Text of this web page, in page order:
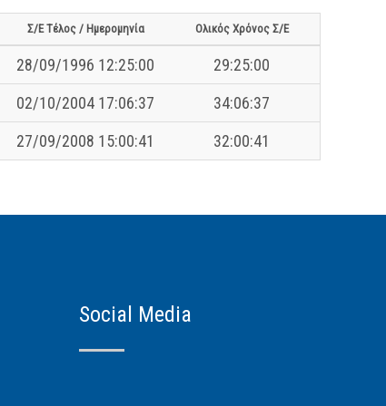
Σ/Ε Τέλος / Ημερομηνία Ολικός Χρόνος Σ/Ε
28/09/1996 12:25:00
29:25:00
02/10/2004 17:06:37
34:06:37
27/09/2008 15:00:41 32:00:41
Social Media